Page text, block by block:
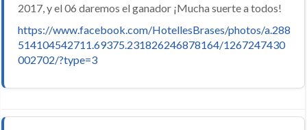
2017, y el 06 daremos el ganador ¡Mucha suerte a todos!
https://www.facebook.com/HotellesBrases/photos/a.288
514104542711.69375.231826246878164/1267247430
002702/?type=3